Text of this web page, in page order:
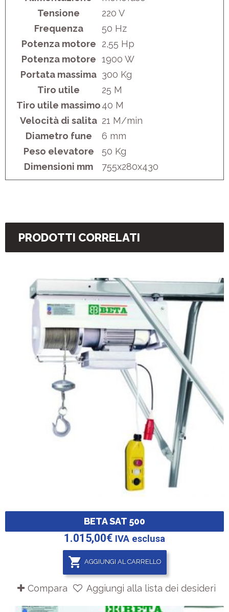
Tensione
220 V
Frequenza
50 Hz
Potenza motore
2,55 Hp
Potenza motore 1900 W
Portata massima 300 Kg
Tiro utile
25 M
Tiro utile massimo40 M
Velocità di salita 21 M/min
Diametro fune
6 mm
Peso elevatore
50 Kg
Dimensioni mm
755x280x430
PRODOTTI CORRELATI
BETA SAT 500
1.015,00€ IVA esclusa
AGGIUNGI AL CARRELLO
Compara Aggiungi alla lista dei desideri